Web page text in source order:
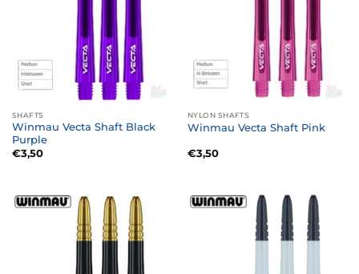
SHAFTS
Winmau Vecta Shaft Black
Purple
€3,50
NYLON SHAFTS
Winmau Vecta Shaft Pink
€3,50